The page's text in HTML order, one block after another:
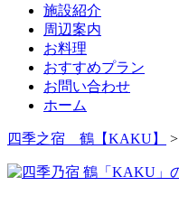
施設紹介
周辺案内
お料理
おすすめプラン
お問い合わせ
ホーム
四季之宿 鶴【KAKU】 >